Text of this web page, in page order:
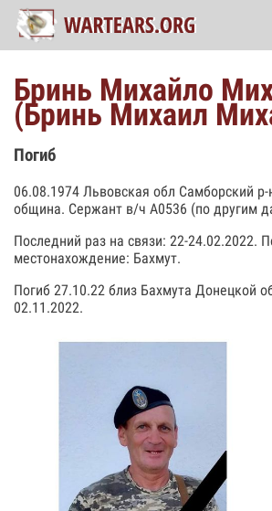
Бринь Михайло
(Бринь Михаил
Погиб
06.08.1974 Львовская обл Самборский р-
община. Сержант в/ч А0536 (по другим
Последний раз на связи: 22-24.02.2022.
местонахождение: Бахмут.
Погиб 27.10.22 близ Бахмута Донецкой
02.11.2022.